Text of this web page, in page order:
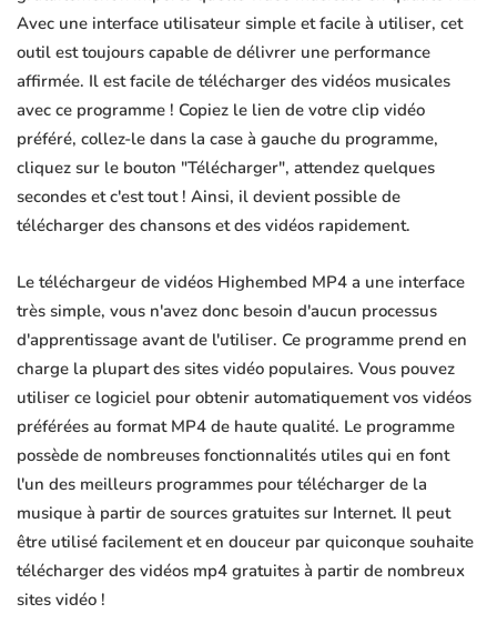
Avec une interface utilisateur simple et facile à utiliser, cet
outil est toujours capable de délivrer une performance
affirmée. Il est facile de télécharger des vidéos musicales
avec ce programme ! Copiez le lien de votre clip vidéo
préféré, collez-le dans la case à gauche du programme,
cliquez sur le bouton "Télécharger", attendez quelques
secondes et c'est tout ! Ainsi, il devient possible de
télécharger des chansons et des vidéos rapidement.
Le téléchargeur de vidéos Highembed MP4 a une interface
très simple, vous n'avez donc besoin d'aucun processus
d'apprentissage avant de l'utiliser. Ce programme prend en
charge la plupart des sites vidéo populaires. Vous pouvez
utiliser ce logiciel pour obtenir automatiquement vos vidéos
préférées au format MP4 de haute qualité. Le programme
possède de nombreuses fonctionnalités utiles qui en font
l'un des meilleurs programmes pour télécharger de la
musique à partir de sources gratuites sur Internet. Il peut
être utilisé facilement et en douceur par quiconque souhaite
télécharger des vidéos mp4 gratuites à partir de nombreux
sites vidéo !